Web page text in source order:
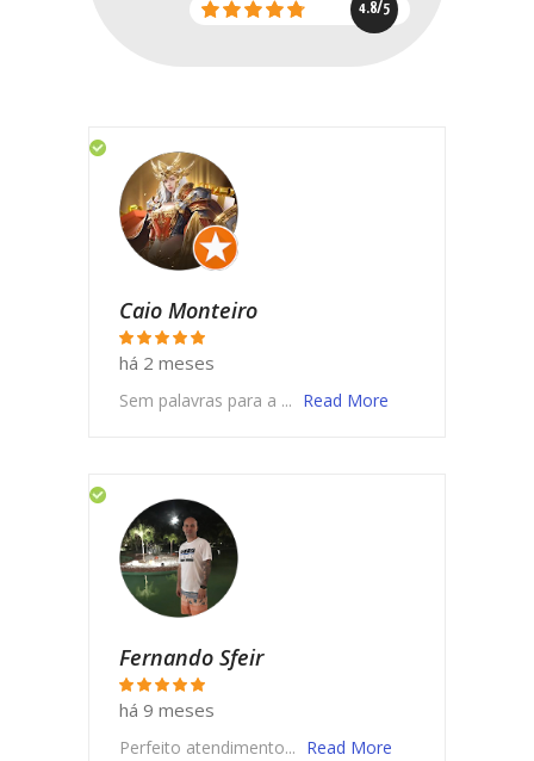
4.8/5
Caio Monteiro
há 2 meses
Sem palavras para a ... Read More
Fernando Sfeir
há 9 meses
Perfeito atendimento... Read More